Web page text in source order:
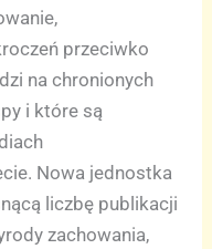
przeciwko
na chronionych
i które są
Nowa jednostka
liczbę publikacji
zachowania,